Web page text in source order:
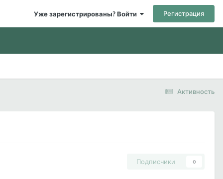
Уже зарегистрированы? Войти Регистрация
Активность
Подписчики 0